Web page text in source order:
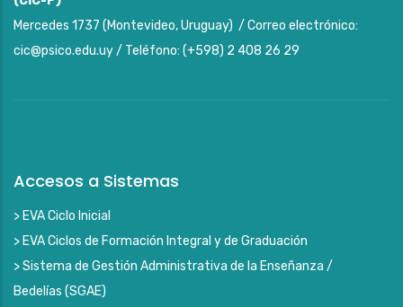
Mercedes 1737 (Montevideo, Uruguay) / Correo electrónico:
cic@psico.edu.uy / Teléfono: (+598) 2 408 26 29
Accesos a Sistemas
> EVA Ciclo Inicial
> EVA Ciclos de Formación Integral y de Graduación
> Sistema de Gestión Administrativa de la Enseñanza /
Bedelías (SGAE)